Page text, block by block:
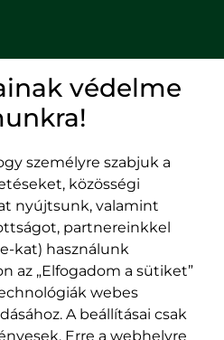
szabályzat
program
41.
400489 Kolozsvár,
Majális utca, 60.
szám
tel/fax:0264 590 758
védelme
személyre szabjuk a
közösségi
nyújtsunk, valamint
partnereinkkel
kat) használunk
az „Elfogadom a sütiket”
webes
A beállításai csak
Erre a webhelyre